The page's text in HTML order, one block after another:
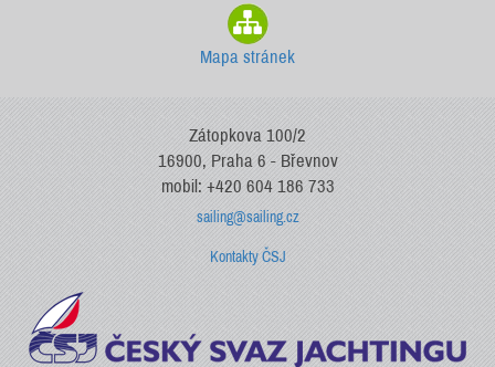
Mapa stránek
Zátopkova 100/2
16900, Praha 6 - Břevnov
mobil: +420 604 186 733
sailing@sailing.cz
Kontakty ČSJ